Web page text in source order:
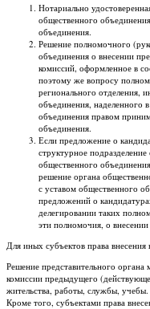
Нотариально
общественного
объединения.
Решение полномочного
объединения о внесении
комиссий, оформленное в
поэтому же вопросу
регионального отделения,
объединения, наделенного
объединения правом
объединения.
Если предложение о
структурное
общественного
решение органа
с уставом общественного
предложений о
делегировании таких
эти полномочия, о
Для иных субъектов права
Решение представительного
комиссии предыдущего
жительства, работы, службы, учебы.
Кроме того, субъектами права